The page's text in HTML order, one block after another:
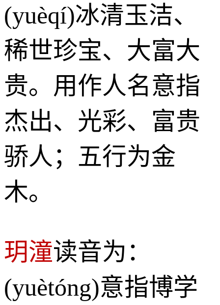
(yuèqí)冰清玉洁、
稀世珍宝、大富大
贵。用作人名意指
杰出、光彩、富贵
骄人；五行为金
木。
玥潼读音为：
(yuètóng)意指博学